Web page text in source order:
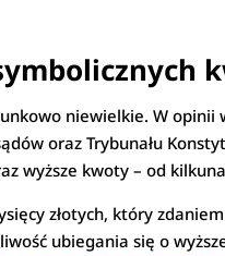
niewielkie. W
oraz Trybunału
wyższe kwoty – od
złotych, który
ubiegania się o